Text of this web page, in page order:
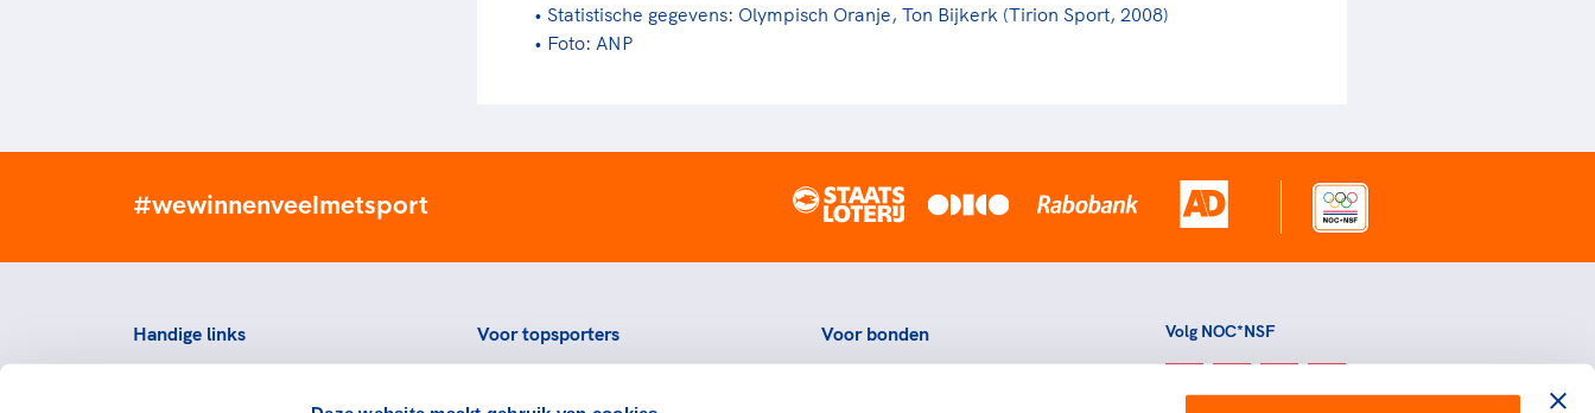
• Statistische gegevens: Olympisch Oranje, Ton Bijkerk (Tirion Sport, 2008)
• Foto: ANP
#wewinnenveelmetsport
Handige links
Voor topsporters
Voor bonden
Volg NOC*NSF